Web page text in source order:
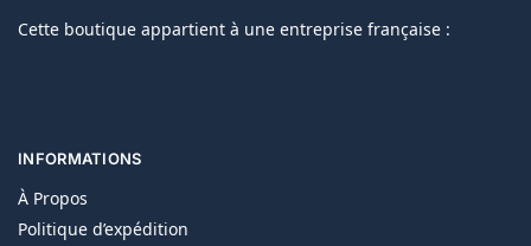
Cette boutique appartient à une entreprise française :
INFORMATIONS
À Propos
Politique d’expédition